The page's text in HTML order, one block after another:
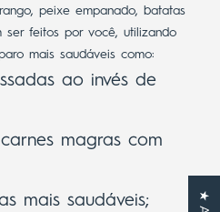
peixe empanado, batatas
ser feitos por você, utilizando
mais saudáveis como:
ao invés de
magras com
mais saudáveis;